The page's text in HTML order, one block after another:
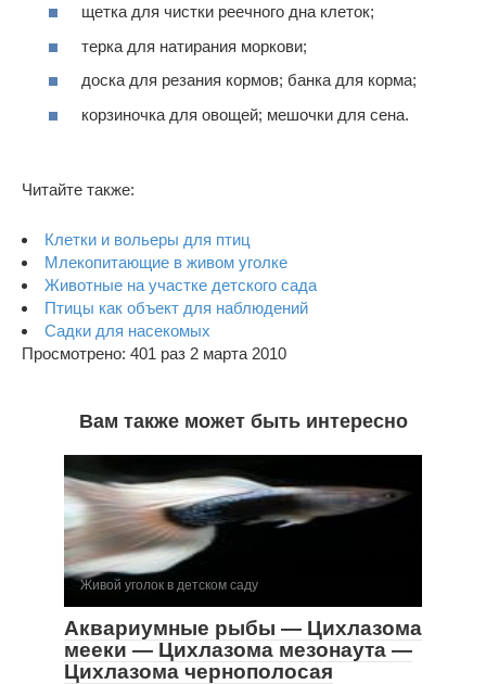
щетка для чистки реечного дна клеток;
терка для натирания моркови;
доска для резания кормов; банка для корма;
корзиночка для овощей; мешочки для сена.
Читайте также:
Клетки и вольеры для птиц
Млекопитающие в живом уголке
Животные на участке детского сада
Птицы как объект для наблюдений
Садки для насекомых
Просмотрено: 401 раз 2 марта 2010
Вам также может быть интересно
Живой уголок в детском саду
Аквариумные рыбы — Цихлазома
мееки — Цихлазома мезонаута —
Цихлазома чернополосая